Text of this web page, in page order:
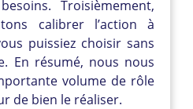
Troisièmement,
calibrer l’action à
puissiez choisir sans
En résumé, nous nous
volume de rôle
de bien le réaliser.